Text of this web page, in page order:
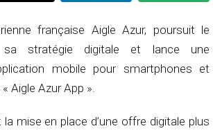
française Aigle Azur, poursuit le
sa stratégie digitale et lance une
mobile pour smartphones et
Aigle Azur App ».
mise en place d’une offre digitale plus